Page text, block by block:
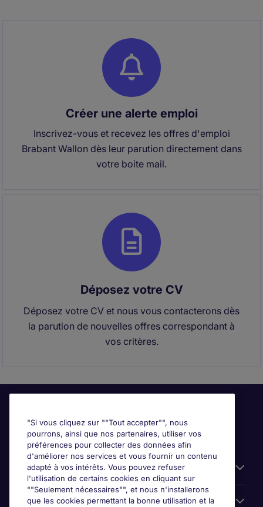
Créer une alerte emploi
Inscrivez-vous et recevez les offres d'emploi
Brabant Wallon dès leur parution directement dans
votre boite mail.
Déposez votre CV
Déposez votre CV et nous vous contacterons dès
la parution de nouvelles offres correspondant à
vos critères.
Liens utiles
Prix
"Si vous cliquez sur ""Tout accepter"", nous
pourrons, ainsi que nos partenaires, utiliser vos
préférences pour collecter des données afin
d'améliorer nos services et vous fournir un contenu
adapté à vos intérêts. Vous pouvez refuser
l'utilisation de certains cookies en cliquant sur
""Seulement nécessaires"", et nous n'installerons
que les cookies permettant la bonne utilisation et la